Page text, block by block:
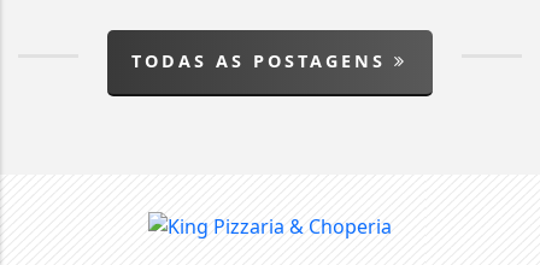
TODAS AS POSTAGENS